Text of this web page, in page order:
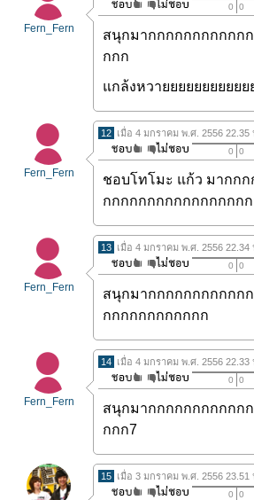
Fern_Fern
0 0
สนุกมากกกกกกกกกกก
กกก
แกล้งหวายยยยยยยยยยย
Fern_Fern
12 เมื่อ 4 มกราคม พ.ศ. 2556 22.35
0 0
ชอบโทโมะ แก้ว มากก
กกกกกกกกกกกกกกกก
Fern_Fern
13 เมื่อ 4 มกราคม พ.ศ. 2556 22.34
0 0
สนุกมากกกกกกกกกกก
กกกกกกกกกกกก
Fern_Fern
14 เมื่อ 4 มกราคม พ.ศ. 2556 22.33
0 0
สนุกมากกกกกกกกกกก
กกก7
15 เมื่อ 3 มกราคม พ.ศ. 2556 23.51
0 0